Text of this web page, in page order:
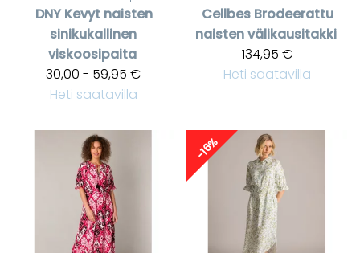
DNY Kevyt naisten
sinikukallinen
viskoosipaita
30,00 - 59,95 €
Heti saatavilla
Cellbes Brodeerattu
naisten välikausitakki
134,95 €
Heti saatavilla
-16%